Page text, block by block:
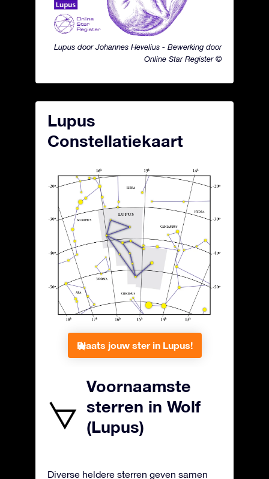
Lupus door Johannes Hevelius - Bewerking door
Online Star Register ©
Lupus
Constellatiekaart
Plaats jouw ster in Lupus!
Voornaamste
sterren in Wolf
(Lupus)
Diverse heldere sterren geven samen